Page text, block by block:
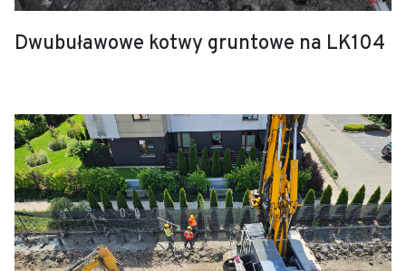
Dwubuławowe kotwy gruntowe na LK104